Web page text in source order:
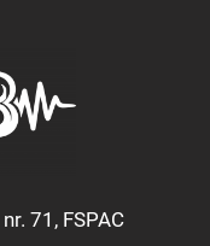
71, FSPAC